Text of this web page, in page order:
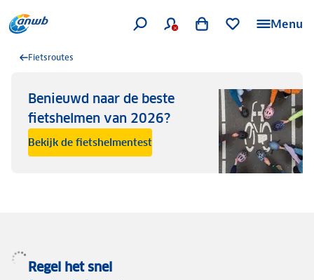
Menu
Fietsroutes
Benieuwd naar de beste
fietshelmen van 2026?
Bekijk de fietshelmentest
Regel het snel